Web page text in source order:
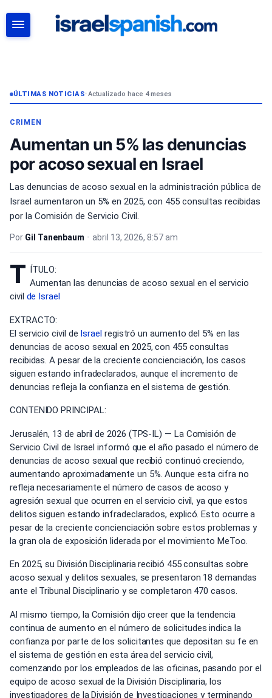
ÚLTIMAS NOTICIAS• Actualizado hace 4 meses
CRIMEN
Aumentan un 5% las denuncias
por acoso sexual en Israel
Las denuncias de acoso sexual en la administración pública de
Israel aumentaron un 5% en 2025, con 455 consultas recibidas
por la Comisión de Servicio Civil.
Por Gil Tanenbaum • abril 13, 2026, 8:57 am
T ÍTULO:
Aumentan las denuncias de acoso sexual en el servicio
civil de Israel
EXTRACTO:
El servicio civil de Israel registró un aumento del 5% en las
denuncias de acoso sexual en 2025, con 455 consultas
recibidas. A pesar de la creciente concienciación, los casos
siguen estando infradeclarados, aunque el incremento de
denuncias refleja la confianza en el sistema de gestión.
CONTENIDO PRINCIPAL:
Jerusalén, 13 de abril de 2026 (TPS-IL) — La Comisión de
Servicio Civil de Israel informó que el año pasado el número de
denuncias de acoso sexual que recibió continuó creciendo,
aumentando aproximadamente un 5%. Aunque esta cifra no
refleja necesariamente el número de casos de acoso y
agresión sexual que ocurren en el servicio civil, ya que estos
delitos siguen estando infradeclarados, explicó. Esto ocurre a
pesar de la creciente concienciación sobre estos problemas y
la gran ola de exposición liderada por el movimiento MeToo.
En 2025, su División Disciplinaria recibió 455 consultas sobre
acoso sexual y delitos sexuales, se presentaron 18 demandas
ante el Tribunal Disciplinario y se completaron 470 casos.
Al mismo tiempo, la Comisión dijo creer que la tendencia
continua de aumento en el número de solicitudes indica la
confianza por parte de los solicitantes que depositan su fe en
el sistema de gestión en esta área del servicio civil,
comenzando por los empleados de las oficinas, pasando por el
equipo de acoso sexual de la División Disciplinaria, los
investigadores de la División de Investigaciones y terminando